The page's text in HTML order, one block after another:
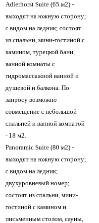
Adlerhorst Suite (65 м2) -
выходят на южную сторону;
с видом на ледник; состоят
из спальни, мини-гостиной с
камином, турецкой бани,
ванной комнаты с
гидромассажной ванной и
душевой и балкона. По
запросу возможно
совмещение с небольшой
спальней и ванной комнатой
- 18 м2.
Panoramic Suite (80 м2) -
выходят на южную сторону;
с видом на ледник;
двухуровневый номер;
состоят из спальни, мини-
гостиной с камином и
письменным столом, сауны,